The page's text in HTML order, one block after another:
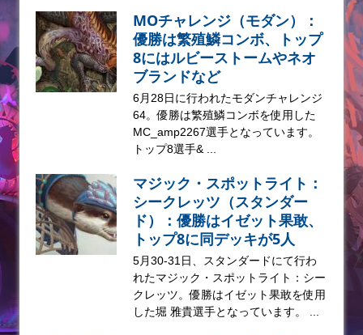
MOチャレンジ（モダン）：
優勝は繁殖鱗コンボ、トップ
8にはルビーストームやネオ
ブランドなど
6月28日に行われたモダンチャレンジ
64。優勝は繁殖鱗コンボを使用した
MC_amp2267選手となっています。
トップ8選手& ...
マジック・スポットライト：
シークレッツ（スタンダー
ド）：優勝はイゼット果敢、
トップ8に同デッキが5人
5月30-31日、スタンダードにて行わ
れたマジック・スポットライト：シー
クレッツ。優勝はイゼット果敢を使用
した堀 雅貴選手となっています。 ...